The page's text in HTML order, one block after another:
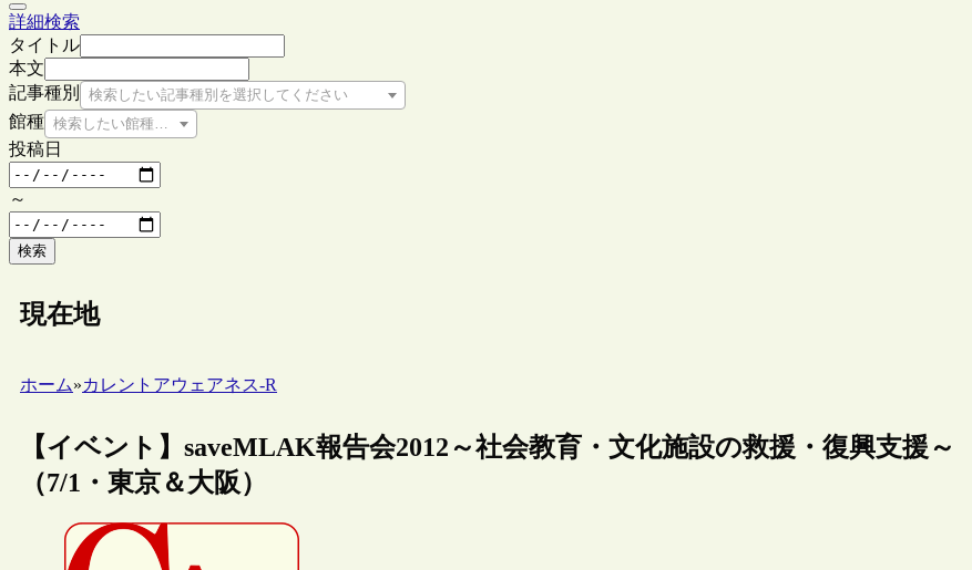
詳細検索
タイトル
本文
記事種別
検索したい記事種別を選択してください
館種 検索したい館種を選択してください
投稿日
～
検索
現在地
ホーム»カレントアウェアネス-R
【イベント】saveMLAK報告会2012～社会教育・文化施設の救援・復興支援～
（7/1・東京＆大阪）